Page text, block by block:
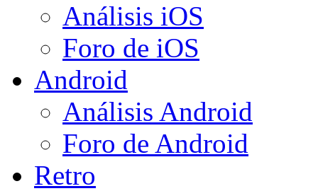
Análisis iOS
Foro de iOS
Android
Análisis Android
Foro de Android
Retro